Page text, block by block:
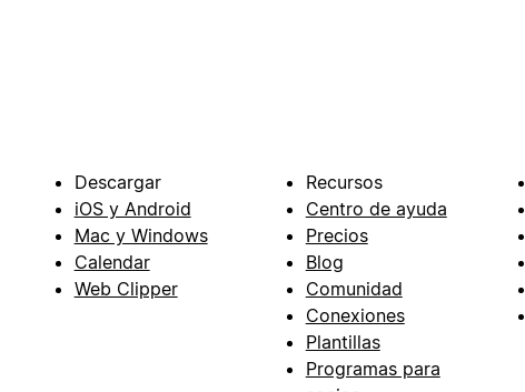
Descargar
iOS y Android
Mac y Windows
Calendar
Web Clipper
Recursos
Centro de ayuda
Precios
Blog
Comunidad
Conexiones
Plantillas
Programas para